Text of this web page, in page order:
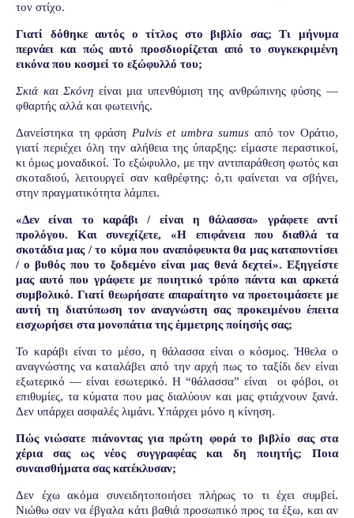
τον στίχο.
Γιατί δόθηκε αυτός ο τίτλος στο βιβλίο σας; Τι μήνυμα
περνάει και πώς αυτό προσδιορίζεται από το συγκεκριμένη
εικόνα που κοσμεί το εξώφυλλό του;
Σκιά και Σκόνη είναι μια υπενθύμιση της ανθρώπινης φύσης —
φθαρτής αλλά και φωτεινής.
Δανείστηκα τη φράση Pulvis et umbra sumus από τον Οράτιο,
γιατί περιέχει όλη την αλήθεια της ύπαρξης: είμαστε περαστικοί,
κι όμως μοναδικοί. Το εξώφυλλο, με την αντιπαράθεση φωτός και
σκοταδιού, λειτουργεί σαν καθρέφτης: ό,τι φαίνεται να σβήνει,
στην πραγματικότητα λάμπει.
«Δεν είναι το καράβι / είναι η θάλασσα» γράφετε αντί
προλόγου. Και συνεχίζετε, «Η επιφάνεια που διαθλά τα
σκοτάδια μας / το κύμα που αναπόφευκτα θα μας καταποντίσει
/ ο βυθός που το ξοδεμένο είναι μας θενά δεχτεί». Εξηγείστε
μας αυτό που γράφετε με ποιητικό τρόπο πάντα και αρκετά
συμβολικό. Γιατί θεωρήσατε απαραίτητο να προετοιμάσετε με
αυτή τη διατύπωση τον αναγνώστη σας προκειμένου έπειτα
εισχωρήσει στα μονοπάτια της έμμετρης ποίησής σας;
Το καράβι είναι το μέσο, η θάλασσα είναι ο κόσμος. Ήθελα ο
αναγνώστης να καταλάβει από την αρχή πως το ταξίδι δεν είναι
εξωτερικό — είναι εσωτερικό. Η “θάλασσα” είναι
οι φόβοι, οι
επιθυμίες, τα κύματα που μας διαλύουν και μας φτιάχνουν ξανά.
Δεν υπάρχει ασφαλές λιμάνι. Υπάρχει μόνο η κίνηση.
Πώς νιώσατε πιάνοντας για πρώτη φορά το βιβλίο σας στα
χέρια σας ως νέος συγγραφέας και δη ποιητής; Ποια
συναισθήματα σας κατέκλυσαν;
Δεν έχω ακόμα συνειδητοποιήσει πλήρως το τι έχει συμβεί.
Νιώθω σαν να έβγαλα κάτι βαθιά προσωπικό προς τα έξω, και αν